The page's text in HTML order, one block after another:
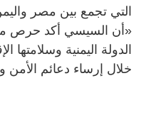
التي تجمع بين مصر
«أن السيسي أكد حرص
الدولة اليمنية وسلامتها
خلال إرساء دعائم الأمن